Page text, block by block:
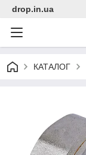
drop.in.ua
КАТАЛОГ